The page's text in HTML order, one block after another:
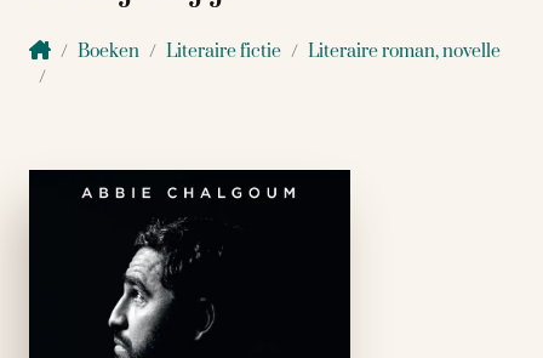
Boeken Literaire fictie Literaire roman, novelle